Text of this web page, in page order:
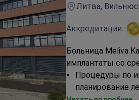
Литва, Вильнюс
Аккредитации :
Больница Meliva
имплантаты со
Процедуры по
планирование